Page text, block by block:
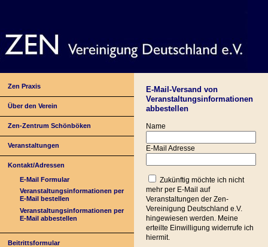
Zen Praxis
Über den Verein
Zen-Zentrum Schönböken
Veranstaltungen
Kontakt/Adressen
E-Mail Formular
Veranstaltungsinformationen per
E-Mail bestellen
Veranstaltungsinformationen per
E-Mail abbestellen
Beitrittsformular
E-Mail-Versand von
Veranstaltungsinformationen
abbestellen
Name
E-Mail Adresse
Zukünftig möchte ich nicht
mehr per E-Mail auf
Veranstaltungen der Zen-
Vereinigung Deutschland e.V.
hingewiesen werden. Meine
erteilte Einwilligung widerrufe ich
hiermit.